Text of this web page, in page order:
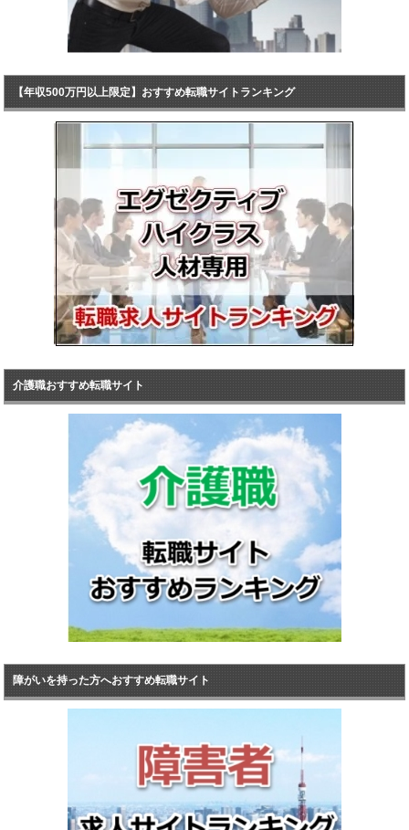
【年収500万円以上限定】おすすめ転職サイトランキング
介護職おすすめ転職サイト
障がいを持った方へおすすめ転職サイト